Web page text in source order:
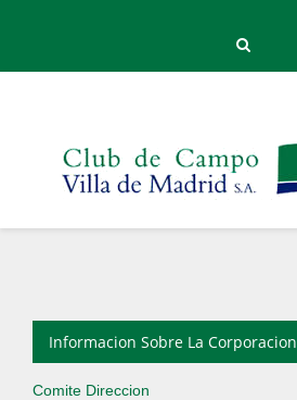
Informacion Sobre La Corporacion
Comite Direccion